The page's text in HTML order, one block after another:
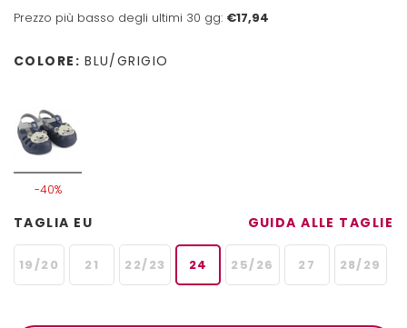
Prezzo più basso degli ultimi 30 gg: €17,94
COLORE: BLU/GRIGIO
-40%
TAGLIA EU GUIDA ALLE TAGLIE
19/20 21 22/23 24 25/26 27 28/29